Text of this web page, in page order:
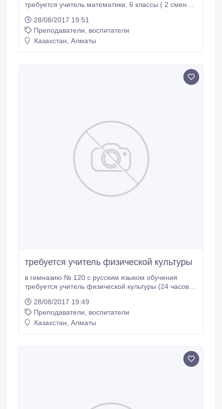
требуется учитель математики, 6 классы ( 2 смена),
расположена Курмангазы 76, угол Наурызбай
батыра телефон +7 (727) 272-24-12, +7 (727) 272-
20-38.
28/08/2017 19:51
Преподаватели, воспитатели
Казахстан, Алматы
требуется учитель физической культуры
в гимназию № 120 с русским языком обучения
требуется учитель физической культуры (24 часов),
76, угол Наурызбай батыра телефон +7 (727) 272-
24-12, +7 (727) 272-20-38.
28/08/2017 19:49
Преподаватели, воспитатели
Казахстан, Алматы